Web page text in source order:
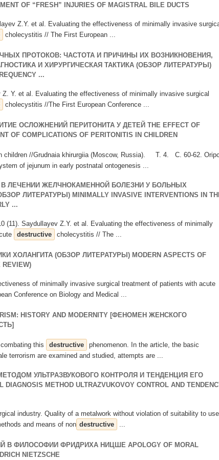
OF “FRESH” INJURIES OF MAGISTRAL BILE DUCTS
Z.Y. et al. Evaluating the effectiveness of minimally invasive
cholecystitis // The First European ...
ПРОТОКОВ: ЧАСТОТА И ПРИЧИНЫ ИХ ВОЗНИКНОВЕНИЯ,
И ХИРУРГИЧЕСКАЯ ТАКТИКА (ОБЗОР ЛИТЕРАТУРЫ)
...
et al. Evaluating the effectiveness of minimally invasive surgical
cholecystitis //The First European Conference ...
ОСЛОЖНЕНИЙ ПЕРИТОНИТА У ДЕТЕЙ THE EFFECT OF
OF COMPLICATIONS OF PERITONITIS IN CHILDREN
children //Grudnaia khirurgiia (Moscow, Russia). Т. 4. С. 60-62.
of jejunum in early postnatal ontogenesis ...
ЛЕЧЕНИИ ЖЕЛЧНОКАМЕННОЙ БОЛЕЗНИ У БОЛЬНЫХ
ЛИТЕРАТУРЫ) MINIMALLY INVASIVE INTERVENTIONS IN
...
(11). Saydullayev Z.Y. et al. Evaluating the effectiveness of minimally
destructive
cholecystitis // The ...
(ОБЗОР ЛИТЕРАТУРЫ) MODERN ASPECTS OF
REVIEW)
of minimally invasive surgical treatment of patients with acute
Conference on Biology and Medical ...
HISTORY AND MODERNITY [ФЕНОМЕН ЖЕНСКОГО
this destructive
phenomenon. In the article, the basic
terrorism are examined and studied, attempts are ...
УЛЬТРАЗВУКОВОГО КОНТРОЛЯ И ТЕНДЕНЦИЯ ЕГО
METHOD ULTRAZVUKOVOY CONTROL AND
industry. Quality of a metalwork without violation of suitability to use
and means of non destructive
...
ФИЛОСОФИИ ФРИДРИХА НИЦШЕ APOLOGY OF MORAL
NIETZSCHE